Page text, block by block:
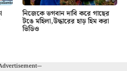
নিজেকে ভগবান দাবি করে গাছের
টঙে মহিলা,উদ্ধারের হাড় হিম করা
ভিডিও